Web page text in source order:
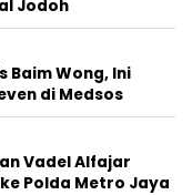
Artis Cantik Prilly
Jodoh
Baim Wong, Ini
di Medsos